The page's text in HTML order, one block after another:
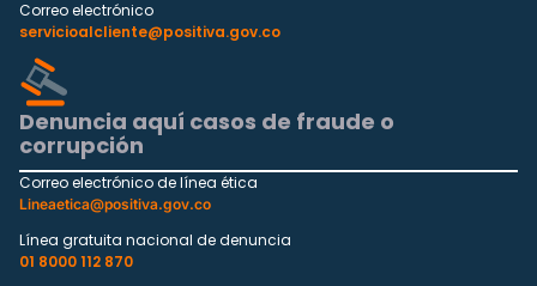
Correo electrónico
servicioalcliente@positiva.gov.co
Denuncia aquí casos de fraude o
corrupción
Correo electrónico de línea ética
Lineaetica@positiva.gov.co
Línea gratuita nacional de denuncia
01 8000 112 870